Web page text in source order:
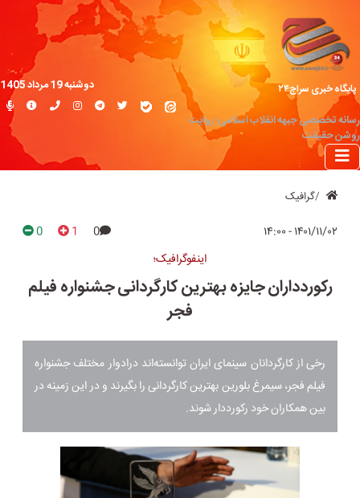
پایگاه خبری سراج۲۴
رسانه تخصصی جبهه انقلاب اسلامی؛ روایت
روشن حقیقت
دوشنبه 19 مرداد 1405
گرافیک
۱۴۰۱/۱۱/۰۲ - ۱۴:۰۰ 0
1
0
اینفوگرافیک؛
رکوردداران جایزه بهترین کارگردانی جشنواره فیلم
فجر
رخی از کارگردانان سینمای ایران توانسته‌اند درادوار مختلف جشنواره
فیلم فجر، سیمرغ بلورین بهترین کارگردانی را بگیرند و در این زمینه در
بین همکاران خود رکورددار شوند.